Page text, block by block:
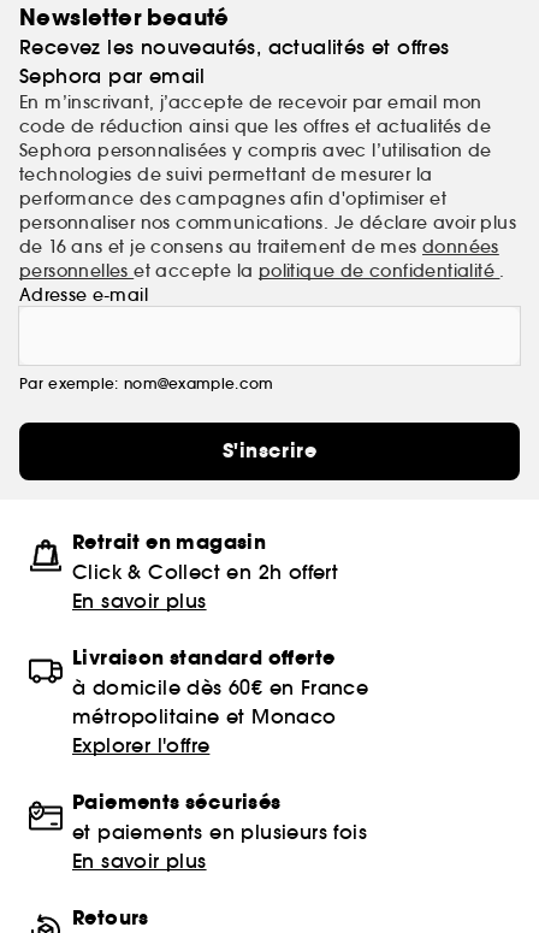
Newsletter beauté
Recevez les nouveautés, actualités et offres
Sephora par email
En m’inscrivant, j’accepte de recevoir par email mon
code de réduction ainsi que les offres et actualités de
Sephora personnalisées y compris avec l’utilisation de
technologies de suivi permettant de mesurer la
performance des campagnes afin d'optimiser et
personnaliser nos communications. Je déclare avoir plus
de 16 ans et je consens au traitement de mes données
personnelleset accepte la politique de confidentialité .
Adresse e-mail
Par exemple: nom@example.com
S'inscrire
Retrait en magasin
Click & Collect en 2h offert
En savoir plus
Livraison standard offerte
à domicile dès 60€ en France
métropolitaine et Monaco
Explorer l'offre
Paiements sécurisés
et paiements en plusieurs fois
En savoir plus
Retours